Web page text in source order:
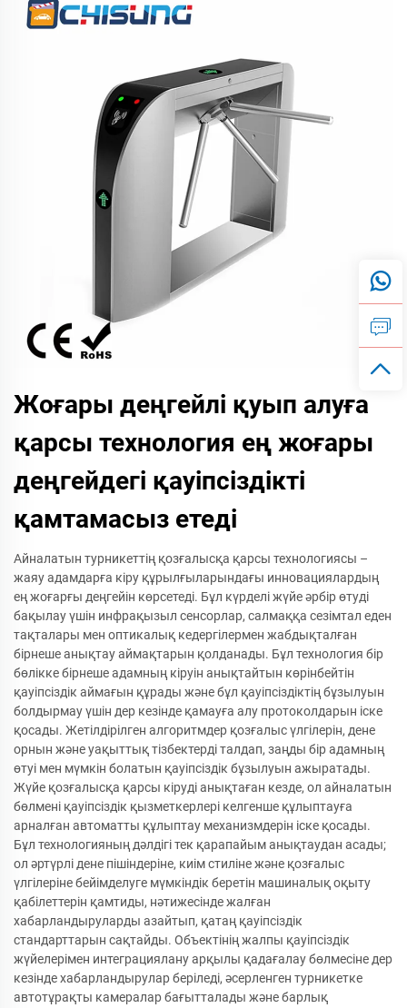
Жоғары деңгейлі қуып алуға
қарсы технология ең жоғары
деңгейдегі қауіпсіздікті
қамтамасыз етеді
Айналатын турникеттің қозғалысқа қарсы технологиясы –
жаяу адамдарға кіру құрылғыларындағы инновациялардың
ең жоғарғы деңгейін көрсетеді. Бұл күрделі жүйе әрбір өтуді
бақылау үшін инфрақызыл сенсорлар, салмаққа сезімтал еден
тақталары мен оптикалық кедергілермен жабдықталған
бірнеше анықтау аймақтарын қолданады. Бұл технология бір
бөлікке бірнеше адамның кіруін анықтайтын көрінбейтін
қауіпсіздік аймағын құрады және бұл қауіпсіздіктің бұзылуын
болдырмау үшін дер кезінде қамауға алу протоколдарын іске
қосады. Жетілдірілген алгоритмдер қозғалыс үлгілерін, дене
орнын және уақыттық тізбектерді талдап, заңды бір адамның
өтуі мен мүмкін болатын қауіпсіздік бұзылуын ажыратады.
Жүйе қозғалысқа қарсы кіруді анықтаған кезде, ол айналатын
бөлмені қауіпсіздік қызметкерлері келгенше құлыптауға
арналған автоматты құлыптау механизмдерін іске қосады.
Бұл технологияның дәлдігі тек қарапайым анықтаудан асады;
ол әртүрлі дене пішіндеріне, киім стиліне және қозғалыс
үлгілеріне бейімделуге мүмкіндік беретін машиналық оқыту
қабілеттерін қамтиды, нәтижесінде жалған
хабарландыруларды азайтып, қатаң қауіпсіздік
стандарттарын сақтайды. Объектінің жалпы қауіпсіздік
жүйелерімен интеграциялану арқылы қадағалау бөлмесіне дер
кезінде хабарландырулар беріледі, әсерленген турникетке
автотұрақты камералар бағытталады және барлық